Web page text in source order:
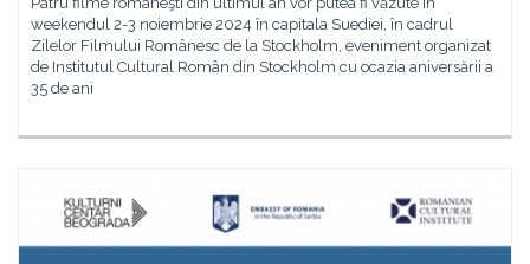
weekendul 2-3 noiembrie 2024 în capitala Suediei, în cadrul
Zilelor Filmului Românesc de la Stockholm, eveniment organizat
de Institutul Cultural Român din Stockholm cu ocazia aniversării a
35 de ani